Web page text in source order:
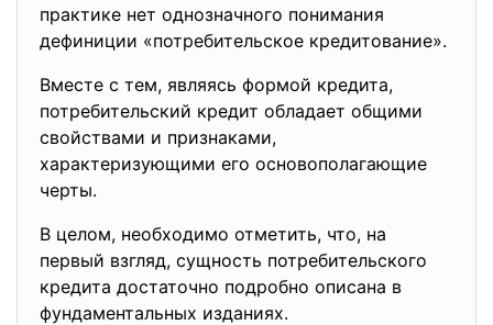
практике нет однозначного понимания
дефиниции «потребительское кредитование».
Вместе с тем, являясь формой кредита,
потребительский кредит обладает общими
свойствами и признаками,
характеризующими его основополагающие
черты.
В целом, необходимо отметить, что, на
первый взгляд, сущность потребительского
кредита достаточно подробно описана в
фундаментальных изданиях.